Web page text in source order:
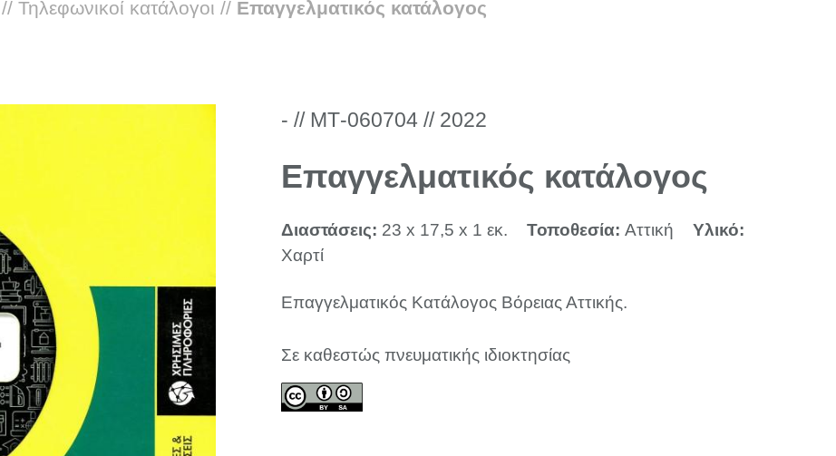
// Τηλεφωνικοί κατάλογοι // Επαγγελματικός κατάλογος
- // ΜΤ-060704 // 2022
Επαγγελματικός κατάλογος
Διαστάσεις: 23 x 17,5 x 1 εκ. Τοποθεσία: Αττική
Υλικό:
Χαρτί
Επαγγελματικός Κατάλογος Βόρειας Αττικής.
Σε καθεστώς πνευματικής ιδιοκτησίας